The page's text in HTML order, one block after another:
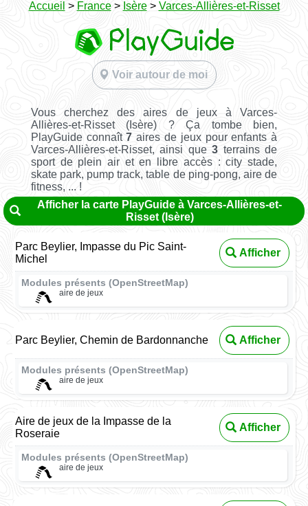
Accueil > France> Isère> Varces-Allières-et-Risset
Voir autour de moi
Vous cherchez des aires de jeux à Varces-
Allières-et-Risset (Isère) ? Ça tombe bien,
PlayGuide connaît7 aires de jeux pour enfants à
Varces-Allières-et-Risset, ainsi que3 terrains de
sport de plein air et en libre accès : city stade,
skate park, pump track, table de ping-pong, aire de
fitness, ... !
Afficher la carte PlayGuide à Varces-Allières-et-
Risset (Isère)
Parc Beylier, Impasse du Pic Saint-
Michel
Afficher
Modules présents (OpenStreetMap)
aire de jeux
Parc Beylier, Chemin de Bardonnanche Afficher
Modules présents (OpenStreetMap)
aire de jeux
Aire de jeux de la Impasse de la
Roseraie
Afficher
Modules présents (OpenStreetMap)
aire de jeux